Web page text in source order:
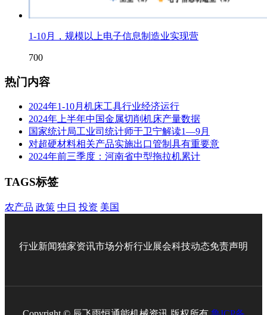
1-10月，规模以上电子信息制造业实现营
700
热门内容
2024年1-10月机床工具行业经济运行
2024年上半年中国金属切削机床产量数据
国家统计局工业司统计师于卫宁解读1—9月
对超硬材料相关产品实施出口管制具有重要意
2024年前三季度：河南省中型拖拉机累计
TAGS标签
农产品 政策 中日 投资 美国
行业新闻独家资讯市场分析行业展会科技动态免责声明